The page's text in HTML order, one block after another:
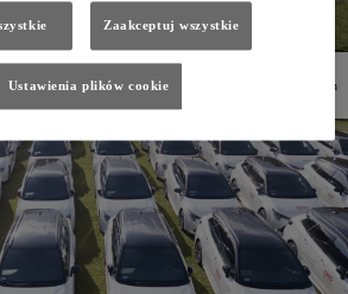
rzeczoznawców. Przez 4 miesiące monitorowali oni parametry
MyToyota na telefon. W tym czasie pokonali łącznie ponad 1,5 mln
średnio 62% całego czasu jazdy. Konkurs poprzedziło
Zaakceptuj wszystkie
Ustawienia plików cookie